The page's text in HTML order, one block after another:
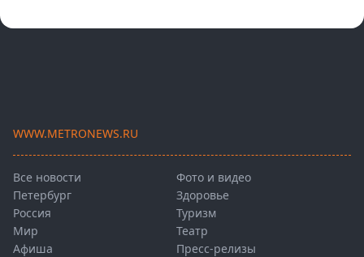
WWW.METRONEWS.RU
Все новости
Петербург
Россия
Мир
Афиша
Фото и видео
Здоровье
Туризм
Театр
Пресс-релизы